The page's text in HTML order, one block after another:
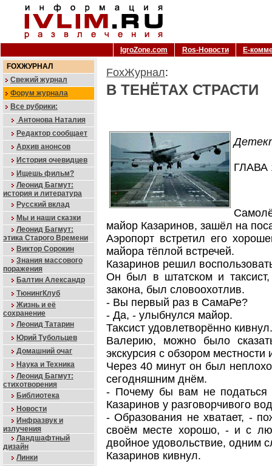
IgroZone.com Ros-Новости
Е-
FOXЖУРНАЛ
Свежий журнал
Форум журнала
Все рубрики:
Антонова Наталия
Редактор сообщает
Архив анонсов
История очевидцев
Ищешь фильм?
Леонид Багмут:
история и литература
Русский вклад
Мы и наши сказки
Леонид Багмут:
этика Старого Времени
Виктор Сорокин
Знания массового
поражения
Балтин Александр
ТюнингКлуб
Жизнь и её
сохранение
Леонид Татарин
Юрий Тубольцев
Домашний очаг
Наука и Техника
Леонид Багмут:
стихотворения
Библиотека
Новости
Инфразвук и
излучения
Ландшафтный
дизайн
Линки
FoxЖурнал:
В ТЕНЁТАХ СТРАСТИ
ГЛАВА
майор Казаринов, зашёл на
Аэропорт встретил его
майора тёплой встречей.
Казаринов решил
Он был в штатском и
закона, был словоохотлив.
- Вы первый раз в СамаРе?
- Да, - улыбнулся майор.
Таксист удовлетворённо кивнул.
Валерию, можно было
экскурсия с обзором
Через 40 минут он был
сегодняшним днём.
- Почему бы вам не податься
Казаринов у разговорчивого
- Образования не хватает, -
своём месте хорошо, - и с
двойное удовольствие, одним
Казаринов кивнул.